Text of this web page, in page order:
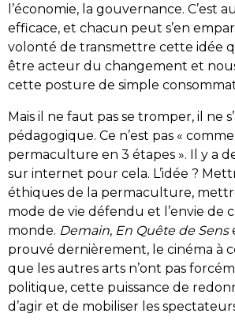
l’économie, la gouvernance. C’est
efficace, et chacun peut s’en
volonté de transmettre cette idée
être acteur du changement et
cette posture de simple
Mais il ne faut pas se tromper, il ne
pédagogique. Ce n’est pas «
permaculture en 3 étapes ». Il y a
sur internet pour cela. L’idée ?
éthiques de la permaculture,
mode de vie défendu et l’envie de
monde. Demain, En Quête de Sens
prouvé dernièrement, le cinéma à
que les autres arts n’ont pas
politique, cette puissance de
d’agir et de mobiliser les